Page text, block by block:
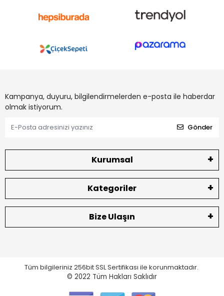
Kampanya, duyuru, bilgilendirmelerden e-posta ile haberdar
olmak istiyorum.
Gönder
Kurumsal
Kategoriler
Bize Ulaşın
Tüm bilgileriniz 256bit SSL Sertifikası ile korunmaktadır.
© 2022 Tüm Hakları Saklıdır